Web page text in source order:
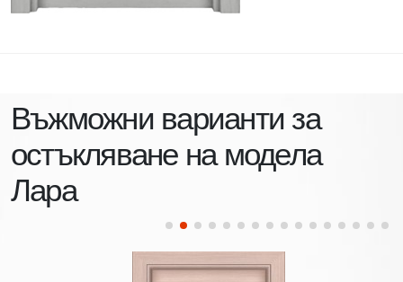
Въжможни варианти за
остъкляване на модела
Лара